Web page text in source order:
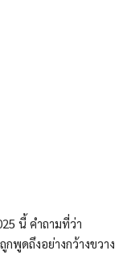
นี้ คำถามที่ว่า
พูดถึงอย่างกว้างขวาง